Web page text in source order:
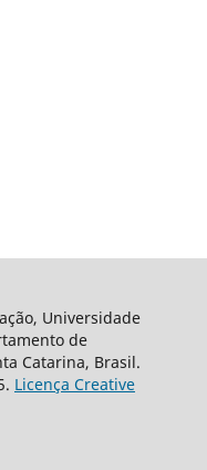
Universidade
de
Catarina, Brasil.
Licença Creative